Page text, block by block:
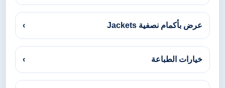
عرض بأكمام نصفية Jackets ›
خيارات الطباعة ›